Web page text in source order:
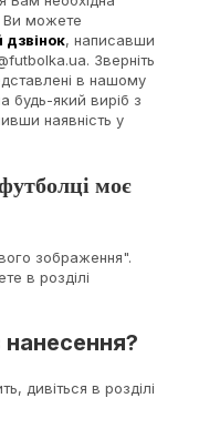
Ви можете
дзвінок, написавши
Зверніть
в нашому
будь-який виріб з
наявність у
моє
зображення".
в розділі
дивіться в розділі